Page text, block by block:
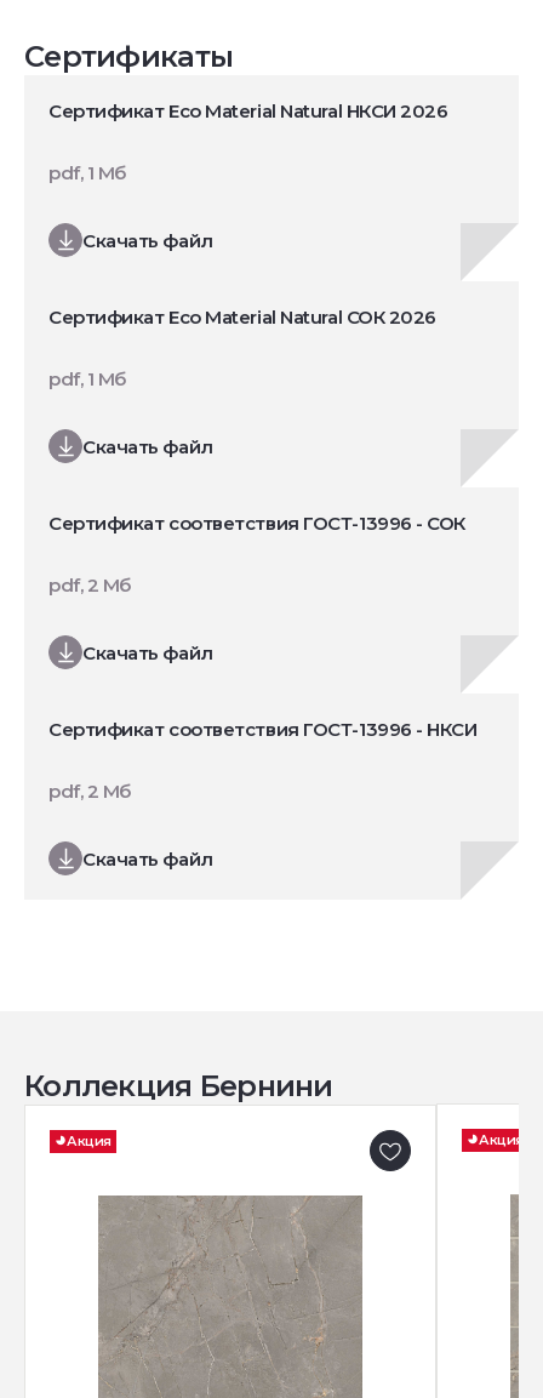
Сертификаты
Сертификат Eco Material Natural НКСИ 2026
Скачать файл
pdf, 1 Мб
Сертификат Eco Material Natural СОК 2026
Скачать файл
pdf, 1 Мб
Сертификат соответствия ГОСТ-13996 - СОК
Скачать файл
pdf, 2 Мб
Сертификат соответствия ГОСТ-13996 - НКСИ
Скачать файл
pdf, 2 Мб
Коллекция Бернини
Акция Акция